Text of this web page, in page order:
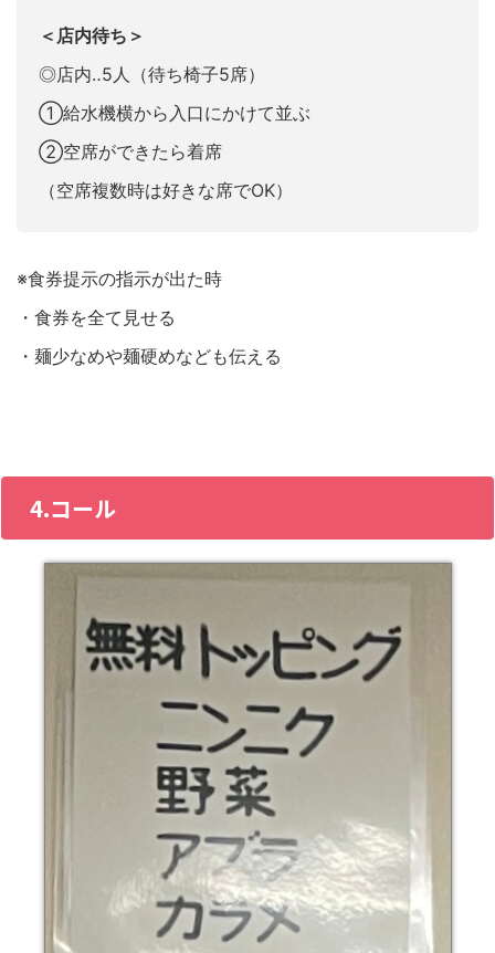
＜店内待ち＞
◎店内‥5人（待ち椅子5席）
①給水機横から入口にかけて並ぶ
②空席ができたら着席
（空席複数時は好きな席でOK）
※食券提示の指示が出た時
・食券を全て見せる
・麺少なめや麺硬めなども伝える
4.コール